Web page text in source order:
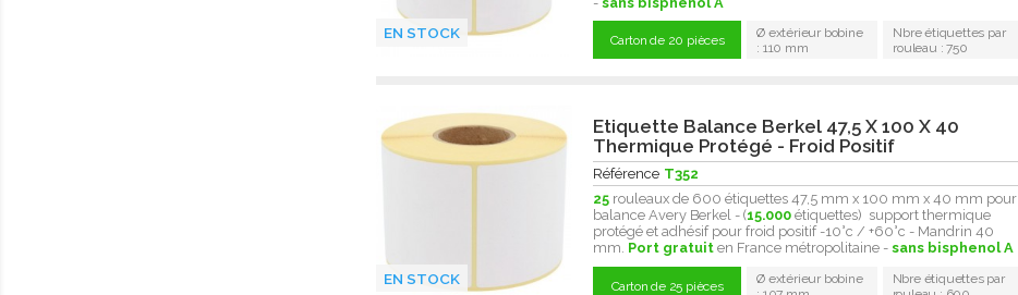
EN STOCK Carton de 20 pièces
Ø extérieur bobine
: 110 mm
Nbre étiquettes par
rouleau : 750
EN STOCK
Etiquette Balance Berkel 47,5 X 100 X 40
Thermique Protégé - Froid Positif
Référence T352
25 rouleaux de 600 étiquettes 47,5 mm x 100 mm x 40 mm pour
balance Avery Berkel - (15.000 étiquettes) support thermique
protégé et adhésif pour froid positif -10°c / +60°c - Mandrin 40
mm. Port gratuit en France métropolitaine -sans bisphenol A
Carton de 25 pièces
Ø extérieur bobine
Nbre étiquettes par